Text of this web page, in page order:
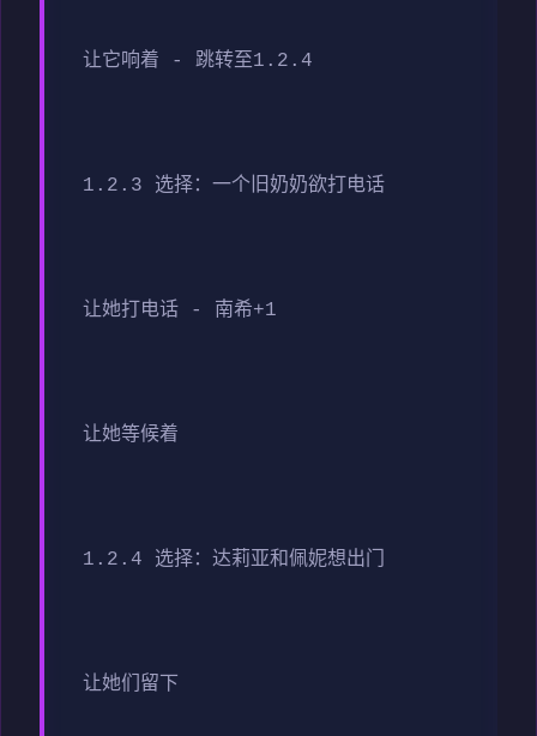
让它响着 - 跳转至1.2.4
1.2.3 选择：一个旧奶奶欲打电话
让她打电话 - 南希+1
让她等候着
1.2.4 选择：达莉亚和佩妮想出门
让她们留下